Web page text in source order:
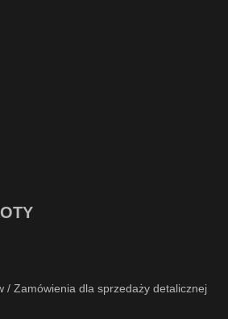
/ Zamówienia dla sprzedaży detalicznej